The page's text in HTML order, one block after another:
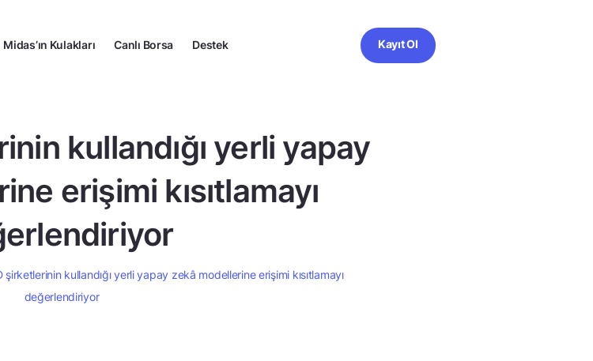
Midas’ın Kulakları Canlı Borsa Destek Kayıt Ol
kullandığı yerli yapay
erişimi kısıtlamayı
şirketlerinin kullandığı yerli yapay zekâ modellerine erişimi kısıtlamayı
değerlendiriyor